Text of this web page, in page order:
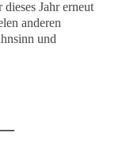
Jahr erneut
anderen
und